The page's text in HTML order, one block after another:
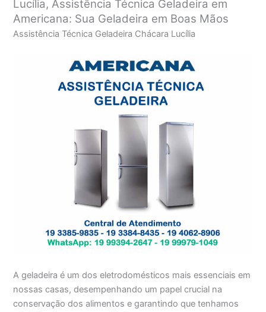
Lucília, Assistência Técnica Geladeira em
Americana: Sua Geladeira em Boas Mãos
Assistência Técnica Geladeira Chácara Lucília
A geladeira é um dos eletrodomésticos mais essenciais em
nossas casas, desempenhando um papel crucial na
conservação dos alimentos e garantindo que tenhamos